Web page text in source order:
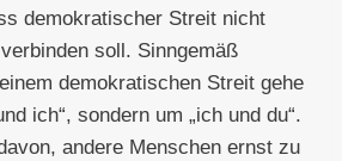
demokratischer Streit nicht
soll. Sinngemäß
demokratischen Streit gehe
ich“, sondern um „ich und du“.
andere Menschen ernst zu